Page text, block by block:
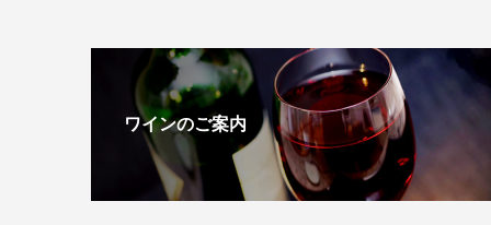
ワインのご案内